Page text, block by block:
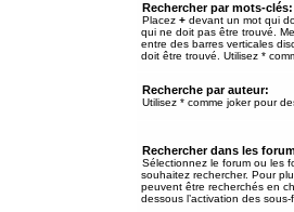
Rechercher par mots-clés:
Placez + devant un mot qui
qui ne doit pas être trouvé.
entre des barres verticales
doit être trouvé. Utilisez *
Recherche par auteur:
Utilisez * comme joker pour
Rechercher dans les
Sélectionnez le forum ou les
souhaitez rechercher. Pour
peuvent être recherchés en
dessous l’activation des